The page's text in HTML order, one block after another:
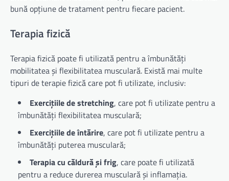
bună opțiune de tratament pentru fiecare pacient.
Terapia fizică
Terapia fizică poate fi utilizată pentru a îmbunătăți
mobilitatea și flexibilitatea musculară. Există mai multe
tipuri de terapie fizică care pot fi utilizate, inclusiv:
Exercițiile de stretching, care pot fi utilizate pentru a
îmbunătăți flexibilitatea musculară;
Exercițiile de întărire, care pot fi utilizate pentru a
îmbunătăți puterea musculară;
Terapia cu căldură și frig, care poate fi utilizată
pentru a reduce durerea musculară și inflamația.